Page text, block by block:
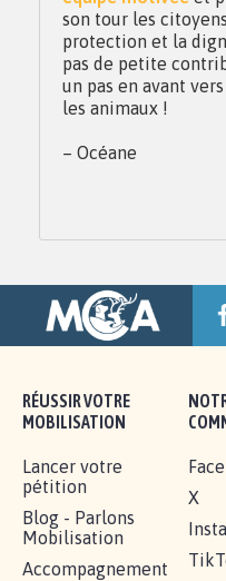
son tour les
protection et la
pas de petite
un pas en avant
les animaux !
– Océane
RÉUSSIR VOTRE
MOBILISATION
Lancer votre
pétition
Blog - Parlons
Mobilisation
Accompagnement
X